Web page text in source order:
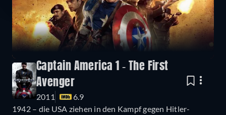
Captain America 1 - The First
Avenger
2011
6.9
1942 – die USA ziehen in den Kampf gegen Hitler-